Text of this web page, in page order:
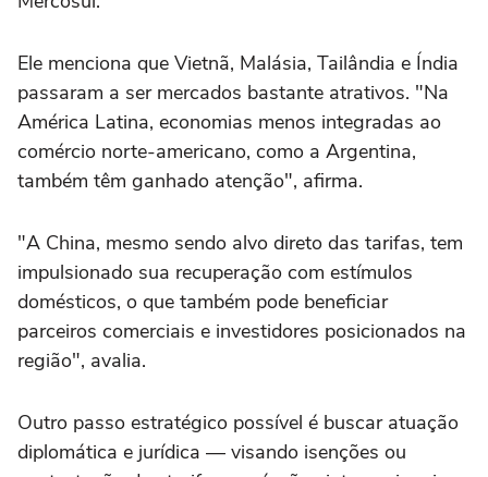
Ele menciona que Vietnã, Malásia, Tailândia e Índia
passaram a ser mercados bastante atrativos. "Na
América Latina, economias menos integradas ao
comércio norte-americano, como a Argentina,
também têm ganhado atenção", afirma.
"A China, mesmo sendo alvo direto das tarifas, tem
impulsionado sua recuperação com estímulos
domésticos, o que também pode beneficiar
parceiros comerciais e investidores posicionados na
região", avalia.
Outro passo estratégico possível é buscar atuação
diplomática e jurídica — visando isenções ou